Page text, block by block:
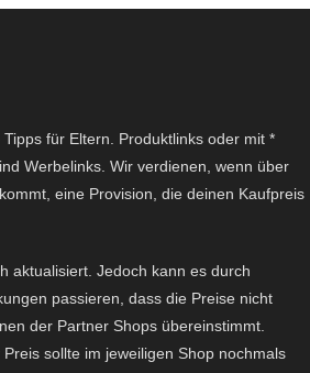
für Eltern. Produktlinks oder mit *
Werbelinks. Wir verdienen, wenn über
eine Provision, die deinen Kaufpreis
aktualisiert. Jedoch kann es durch
passieren, dass die Preise nicht
der Partner Shops übereinstimmt.
sollte im jeweiligen Shop nochmals